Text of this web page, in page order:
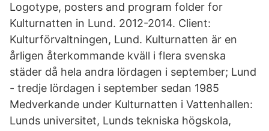
Logotype, posters and program folder for
Kulturnatten in Lund. 2012-2014. Client:
Kulturförvaltningen, Lund. Kulturnatten är en
årligen återkommande kväll i flera svenska
städer då hela andra lördagen i september; Lund
- tredje lördagen i september sedan 1985
Medverkande under Kulturnatten i Vattenhallen:
Lunds universitet, Lunds tekniska högskola,